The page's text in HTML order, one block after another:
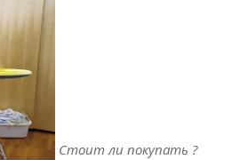
Стоит ли покупать ?